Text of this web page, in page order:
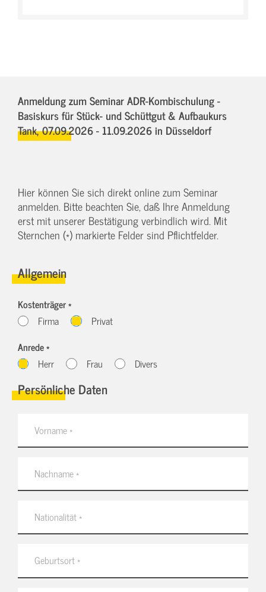
Anmeldung zum Seminar ADR-Kombischulung -
Basiskurs für Stück- und Schüttgut & Aufbaukurs
Tank,07.09.2026 - 11.09.2026in Düsseldorf
Hier können Sie sich direkt online zum Seminar
anmelden. Bitte beachten Sie, daß Ihre Anmeldung
erst mit unserer Bestätigung verbindlich wird. Mit
Sternchen (*) markierte Felder sind Pflichtfelder.
Allgemein
Kostenträger *
Firma
Privat
Anrede *
Herr
Frau Divers
Persönliche Daten